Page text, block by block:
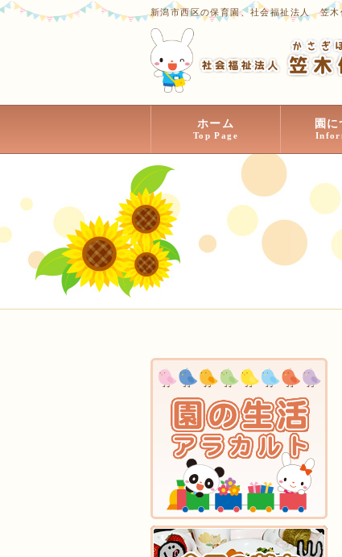
新潟市西区の保育園、社会福祉法人 笠
ホーム
Top Page
園に